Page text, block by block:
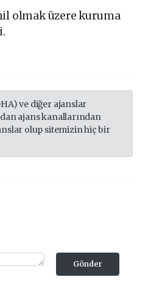
olmak üzere kuruma
ve diğer ajanslar
ajans kanallarından
olup sitemizin hiç bir
Gönder